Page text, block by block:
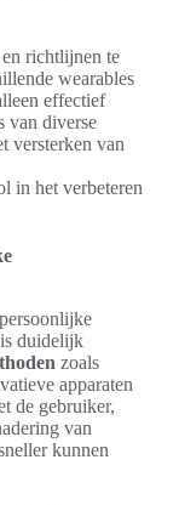
richtlijnen te
wearables
effectief
van diverse
versterken van
in het verbeteren
duidelijk
zoals
apparaten
de gebruiker,
van
kunnen